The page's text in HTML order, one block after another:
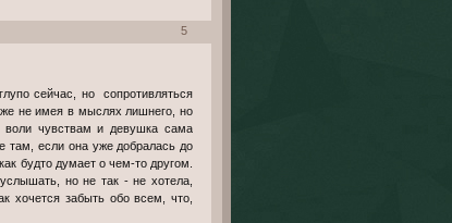
5
не имея в мыслях лишнего, но
чувствам и девушка сама
там, если она уже добралась до
будто думает о чем-то другом.
но не так - не хотела,
хочется забыть обо всем, что,